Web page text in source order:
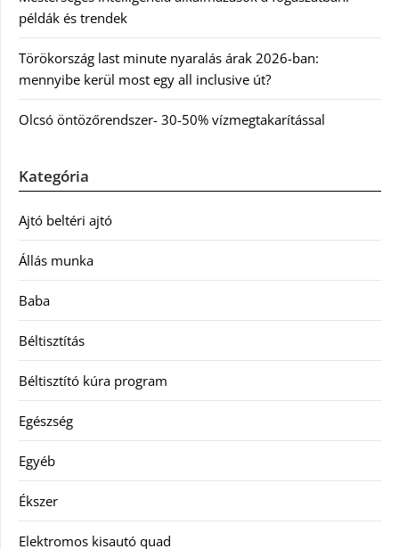
példák és trendek
Törökország last minute nyaralás árak 2026-ban:
mennyibe kerül most egy all inclusive út?
Olcsó öntözőrendszer- 30-50% vízmegtakarítással
Kategória
Ajtó beltéri ajtó
Állás munka
Baba
Béltisztítás
Béltisztító kúra program
Egészség
Egyéb
Ékszer
Elektromos kisautó quad